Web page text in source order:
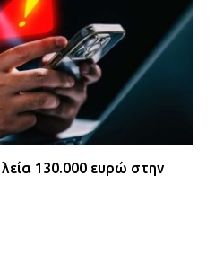
130.000 ευρώ στην